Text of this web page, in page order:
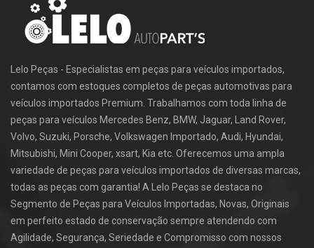
Lelo Peças - Especialistas em peças para veículos importados,
contamos com estoques completos de peças automotivas para
veículos importados Premium. Trabalhamos com toda linha de
peças para veículos Mercedes Benz, BMW, Jaguar, Land Rover,
Volvo, Suzuki, Porsche, Volkswagen Importado, Audi, Hyundai,
Mitsubishi, Mini Cooper, xsart, Kia etc. Oferecemos uma ampla
variedade de peças para veículos importados de diversas marcas,
todas as peças com garantia! A Lelo Peças se destaca no
Segmento de Peças para Veículos Importadas, Novas, Originais
em perfeito estado de conservação sempre atendendo com
Agilidade, Segurança, Seriedade e Compromisso com nossos